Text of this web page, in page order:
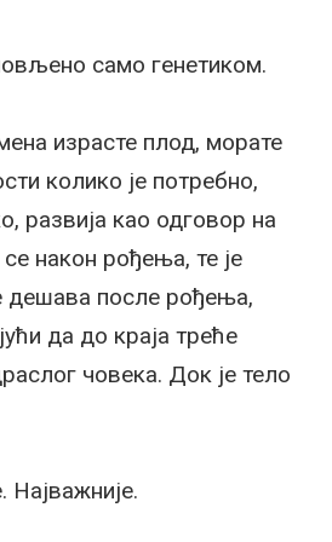
само генетиком.
израсте плод, морате
колико је потребно,
развија као одговор на
након рођења, те је
дешава после рођења,
да до краја треће
човека. Док је тело
Најважније.